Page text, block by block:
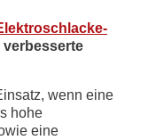
verbesserte
wenn eine
hohe
eine